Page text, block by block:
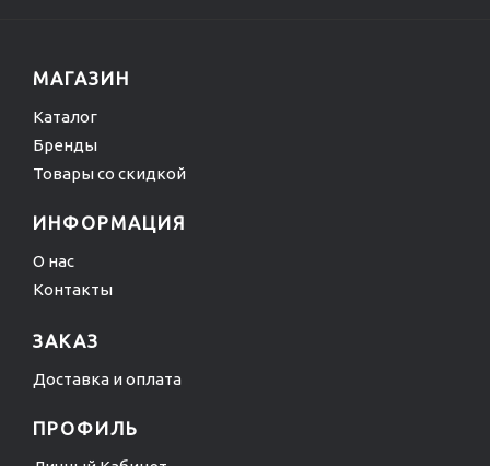
МАГАЗИН
Каталог
Бренды
Товары со скидкой
ИНФОРМАЦИЯ
О нас
Контакты
ЗАКАЗ
Доставка и оплата
ПРОФИЛЬ